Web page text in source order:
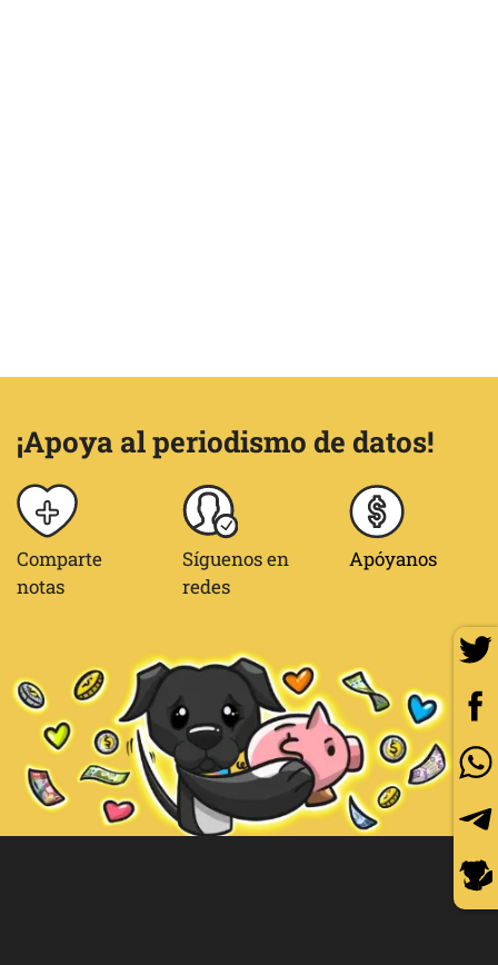
¡Apoya al periodismo de datos!
Comparte
notas
Síguenos en
redes
Apóyanos